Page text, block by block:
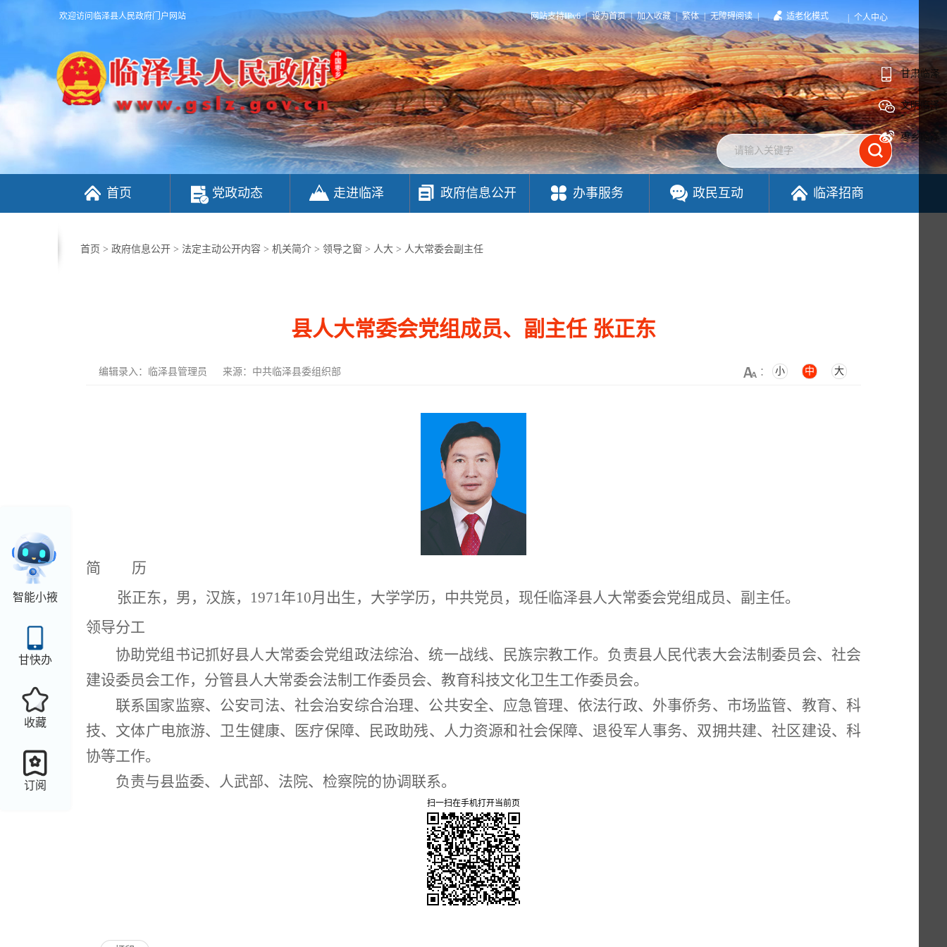
欢迎访问临泽县人民政府门户网站 网站支持IPv6 | 设为首页 | 加入收藏 | 繁体 | 无障碍阅读 | 适老化模式 个人中心
首页 党政动态 走进临泽 政府信息公开 办事服务 政民互动 临泽招商
智能小掖
甘快办
收藏
订阅
首页 > 政府信息公开 > 法定主动公开内容 > 机关简介 > 领导之窗 > 人大 > 人大常委会副主任
县人大常委会党组成员、副主任 张正东
编辑录入： 临泽县管理员 来源：中共临泽县委组织部 ： 小 中 大
简 历
张正东，男，汉族，1971年10月出生，大学学历，中共党员，现任临泽县人大常委会党组成员、副主任。
领导分工
协助党组书记抓好县人大常委会党组政法综治、统一战线、民族宗教工作。 负责县人民代表大会法制委员会、 社会
建设委员会工作，分管县人大常委会法制工作委员会、教育科技文化卫生工作委员会。
联系国家监察、公安司法、社会治安综合治理、公共安全、应急管理、依法行政、外事侨务、市场监管、教育、科
技、文体广电旅游、卫生健康、医疗保障、民政助残、人力资源和社会保障、退役军人事务、 双拥共建、社区建设、科
协等工作。
负责与县监委、 人武部、 法院、检察院的协调联系。
扫一扫在手机打开当前页
甘肃临泽
文明临泽
枣乡临泽